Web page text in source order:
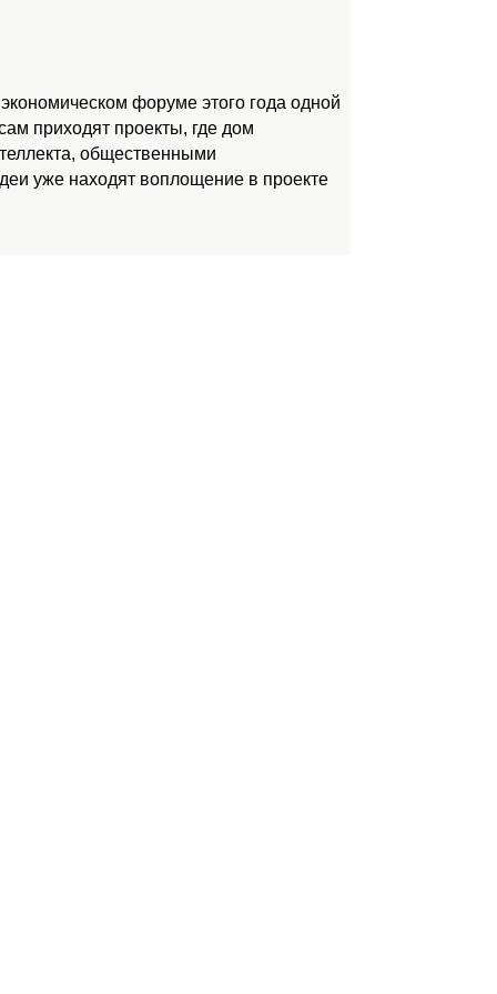
форуме этого года одной
приходят проекты, где дом
общественными
уже находят воплощение в проекте